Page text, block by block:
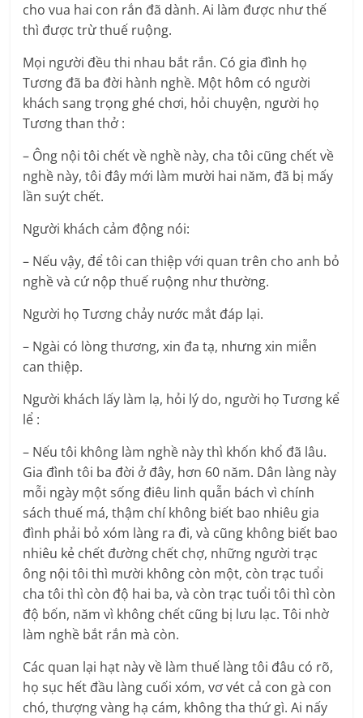
cho vua hai con rắn đã dành. Ai làm được như thế
thì được trừ thuế ruộng.
Mọi người đều thi nhau bắt rắn. Có gia đình họ
Tương đã ba đời hành nghề. Một hôm có người
khách sang trọng ghé chơi, hỏi chuyện, người họ
Tương than thở :
– Ông nội tôi chết về nghề này, cha tôi cũng chết về
nghề này, tôi đây mới làm mười hai năm, đã bị mấy
lần suýt chết.
Người khách cảm động nói:
– Nếu vậy, để tôi can thiệp với quan trên cho anh bỏ
nghề và cứ nộp thuế ruộng như thường.
Người họ Tương chảy nước mắt đáp lại.
– Ngài có lòng thương, xin đa tạ, nhưng xin miễn
can thiệp.
Người khách lấy làm lạ, hỏi lý do, người họ Tương kể
lể :
– Nếu tôi không làm nghề này thì khốn khổ đã lâu.
Gia đình tôi ba đời ở đây, hơn 60 năm. Dân làng này
mỗi ngày một sống điêu linh quẫn bách vì chính
sách thuế má, thậm chí không biết bao nhiêu gia
đình phải bỏ xóm làng ra đi, và cũng không biết bao
nhiêu kẻ chết đường chết chợ, những người trạc
ông nội tôi thì mười không còn một, còn trạc tuổi
cha tôi thì còn độ hai ba, và còn trạc tuổi tôi thì còn
độ bốn, năm vì không chết cũng bị lưu lạc. Tôi nhờ
làm nghề bắt rắn mà còn.
Các quan lại hạt này về làm thuế làng tôi đâu có rõ,
họ sục hết đầu làng cuối xóm, vơ vét cả con gà con
chó, thượng vàng hạ cám, không tha thứ gì. Ai nấy